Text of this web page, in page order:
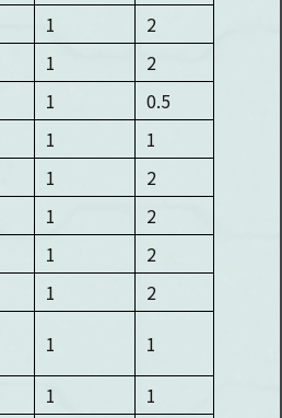
1
2
1
2
1
0.5
1
1
1
2
1
2
1
2
1
2
1
1
1
1